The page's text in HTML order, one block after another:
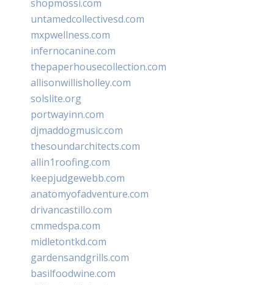
shopmossi.com
untamedcollectivesd.com
mxpwellness.com
infernocanine.com
thepaperhousecollection.com
allisonwillisholley.com
solslite.org
portwayinn.com
djmaddogmusic.com
thesoundarchitects.com
allin1roofing.com
keepjudgewebb.com
anatomyofadventure.com
drivancastillo.com
cmmedspa.com
midletontkd.com
gardensandgrills.com
basilfoodwine.com